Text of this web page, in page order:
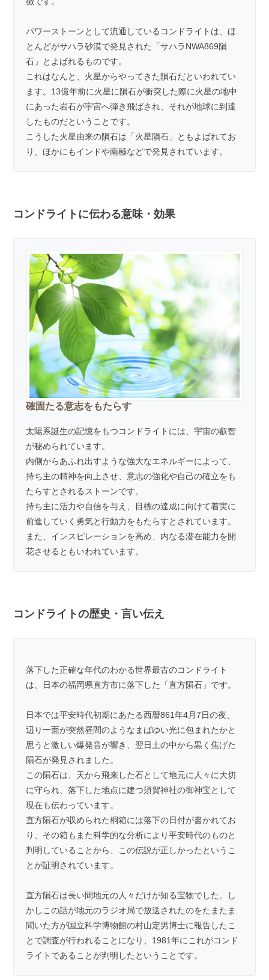
パワーストーンとして流通しているコンドライトは、ほ
とんどがサハラ砂漠で発見された「サハラNWA869隕
石」とよばれるものです。
これはなんと、火星からやってきた隕石だといわれてい
ます。13億年前に火星に隕石が衝突した際に火星の地中
にあった岩石が宇宙へ弾き飛ばされ、それが地球に到達
したものだということです。
こうした火星由来の隕石は「火星隕石」ともよばれてお
り、ほかにもインドや南極などで発見されています。
コンドライトに伝わる意味・効果
確固たる意志をもたらす
太陽系誕生の記憶をもつコンドライトには、宇宙の叡智
が秘められています。
内側からあふれ出すような強大なエネルギーによって、
持ち主の精神を向上させ、意志の強化や自己の確立をも
たらすとされるストーンです。
持ち主に活力や自信を与え、目標の達成に向けて着実に
前進していく勇気と行動力をもたらすとされています。
また、インスピレーションを高め、内なる潜在能力を開
花させるともいわれています。
コンドライトの歴史・言い伝え
落下した正確な年代のわかる世界最古のコンドライト
は、日本の福岡県直方市に落下した「直方隕石」です。
日本では平安時代初期にあたる西暦861年4月7日の夜、
辺り一面が突然昼間のようなまばゆい光に包まれたかと
思うと激しい爆発音が響き、翌日土の中から黒く焦げた
隕石が発見されました。
この隕石は、天から飛来した石として地元に人々に大切
に守られ、落下した地点に建つ須賀神社の御神宝として
現在も伝わっています。
直方隕石が収められた桐箱には落下の日付が書かれてお
り、その箱もまた科学的な分析により平安時代のものと
判明していることから、この伝説が正しかったというこ
とが証明されています。
直方隕石は長い間地元の人々だけが知る宝物でした。し
かしこの話が地元のラジオ局で放送されたのをたまたま
聞いた方が国立科学博物館の村山定男博士に報告したこ
とで調査が行われることになり、1981年にこれがコンド
ライトであることが判明したということです。